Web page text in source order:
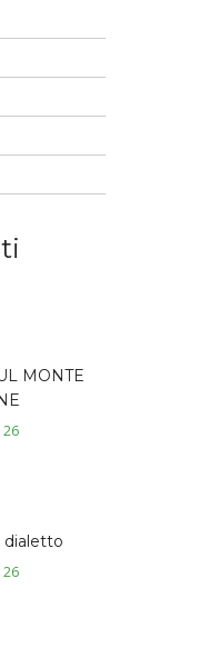
MONTE
26
dialetto
26